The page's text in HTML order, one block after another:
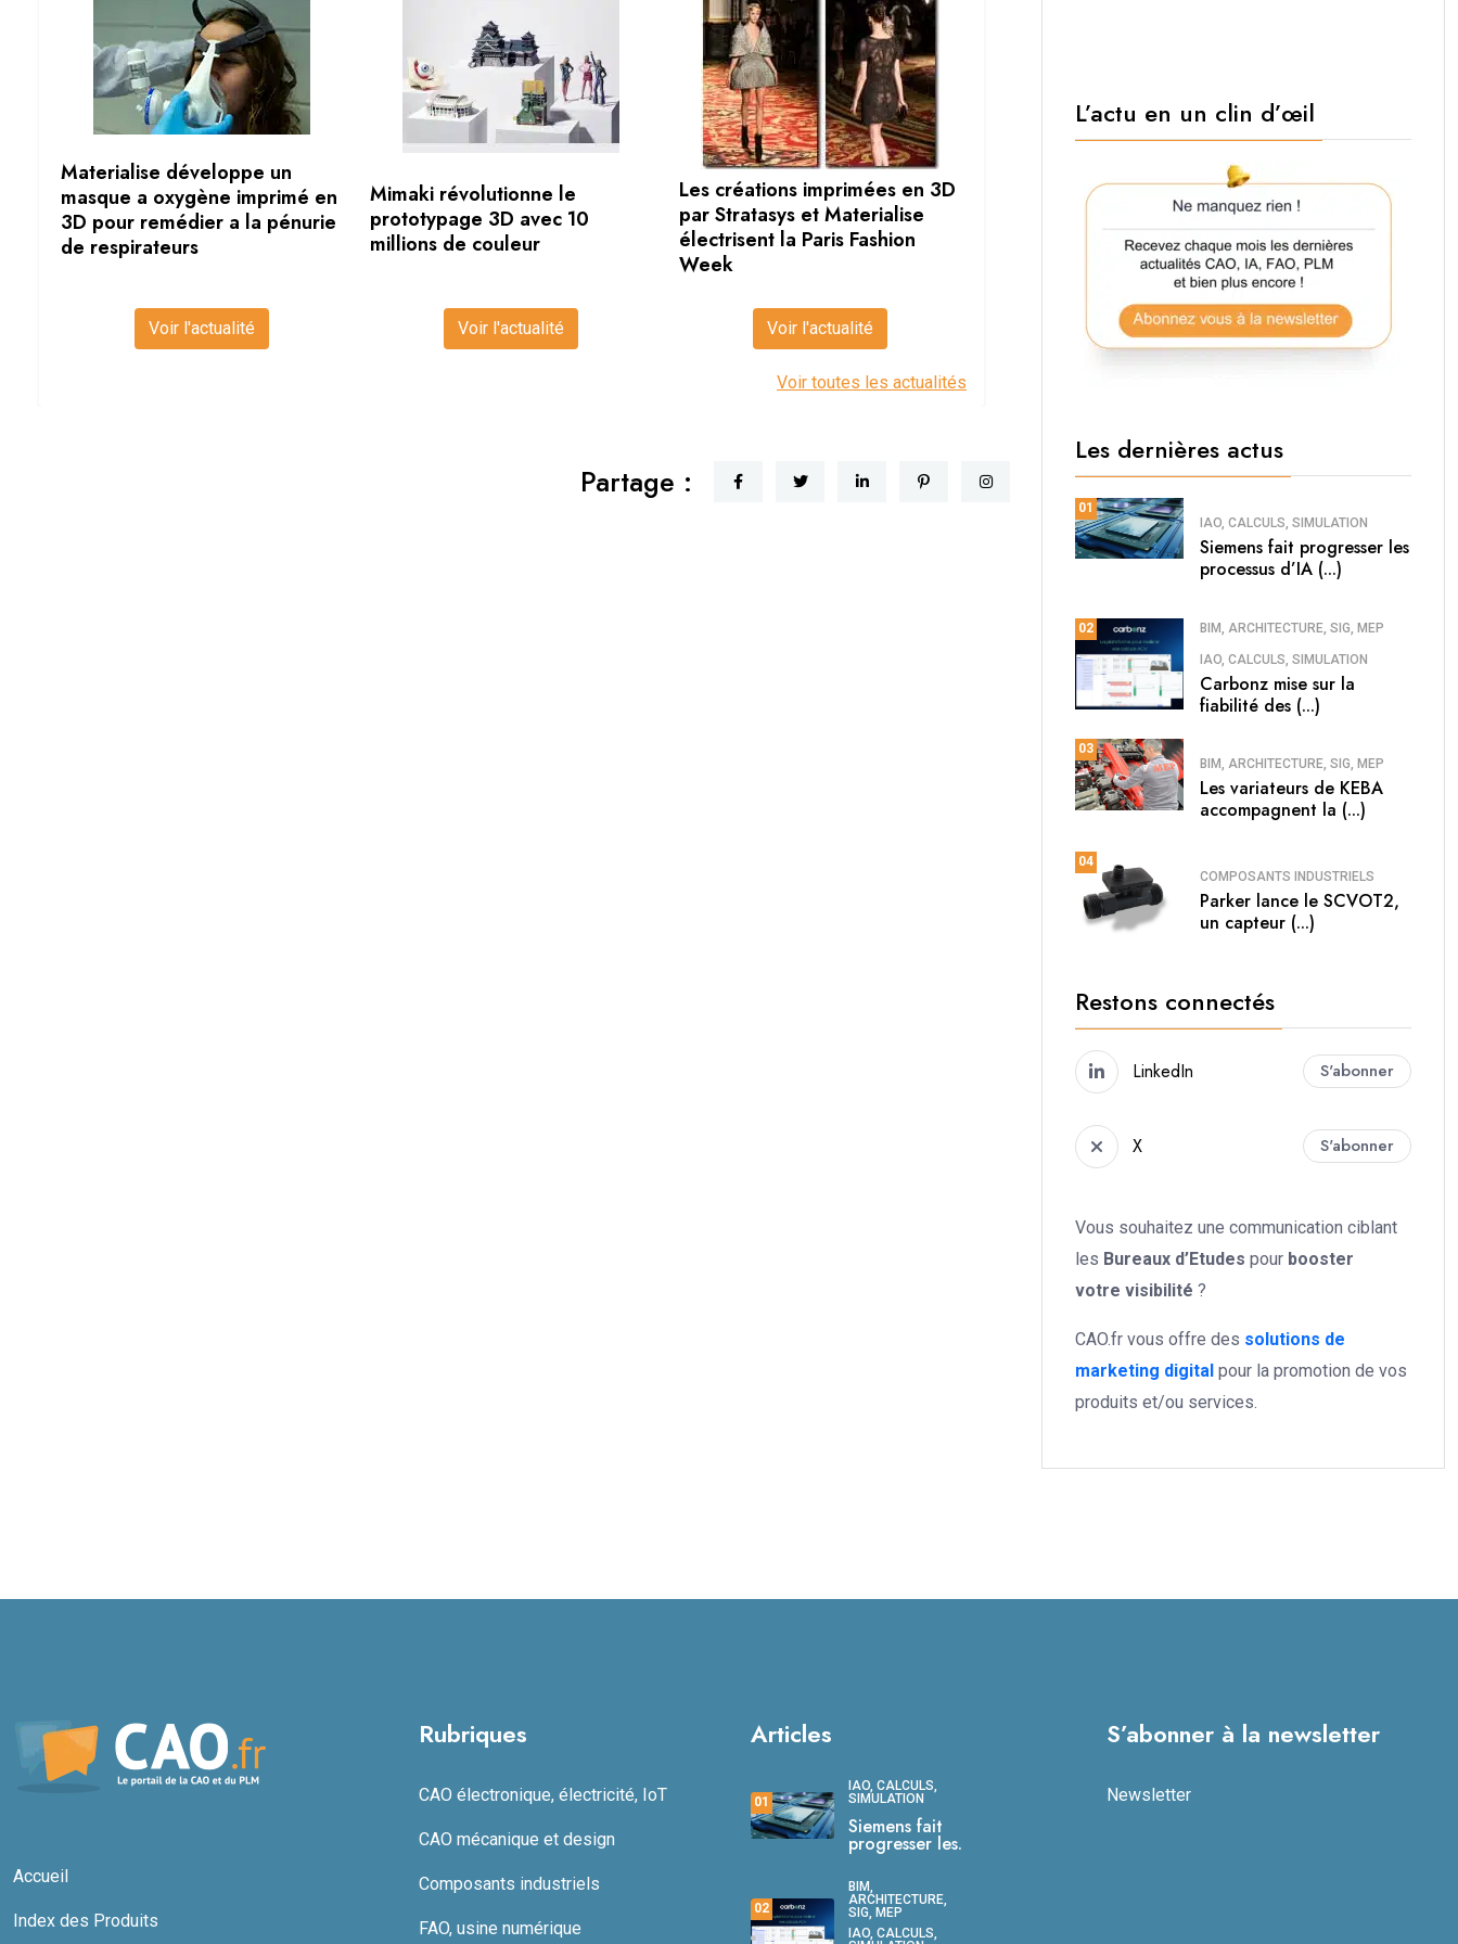
Materialise développe un
masque a oxygène imprimé en
3D pour remédier a la pénurie
de respirateurs
Voir l'actualité
Mimaki révolutionne le
prototypage 3D avec 10
millions de couleur
Voir l'actualité
Les créations imprimées en 3D
par Stratasys et Materialise
électrisent la Paris Fashion
Week
Voir l'actualité
Voir toutes les actualités
Partage :
L’actu en un clin d’œil
Les dernières actus
01
IAO, CALCULS, SIMULATION
Siemens fait progresser les
processus d’IA (...)
02 BIM, ARCHITECTURE, SIG, MEP
IAO, CALCULS, SIMULATION
Carbonz mise sur la
fiabilité des (...)
03
BIM, ARCHITECTURE, SIG, MEP
Les variateurs de KEBA
accompagnent la (...)
04
COMPOSANTS INDUSTRIELS
Parker lance le SCVOT2,
un capteur (...)
Restons connectés
LinkedIn S'abonner
X S'abonner
Vous souhaitez une communication ciblant
les Bureaux d’Etudes pour booster
votre visibilité ?
CAO.fr vous offre des solutions de
marketing digital pour la promotion de vos
produits et/ou services.
Accueil
Index des Produits
Rubriques
CAO électronique, électricité, IoT
CAO mécanique et design
Composants industriels
FAO, usine numérique
Articles
01
IAO, CALCULS,
SIMULATION
Siemens fait
progresser les.
02
BIM,
ARCHITECTURE,
SIG, MEP
IAO, CALCULS,
S’abonner à la newsletter
Newsletter